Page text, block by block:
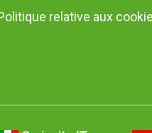
relative aux